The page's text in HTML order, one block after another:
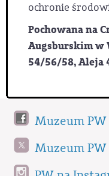
ochronie
Pochowana na
Augsburskim w
54/56/58, Aleja
Muzeum PW
Muzeum PW